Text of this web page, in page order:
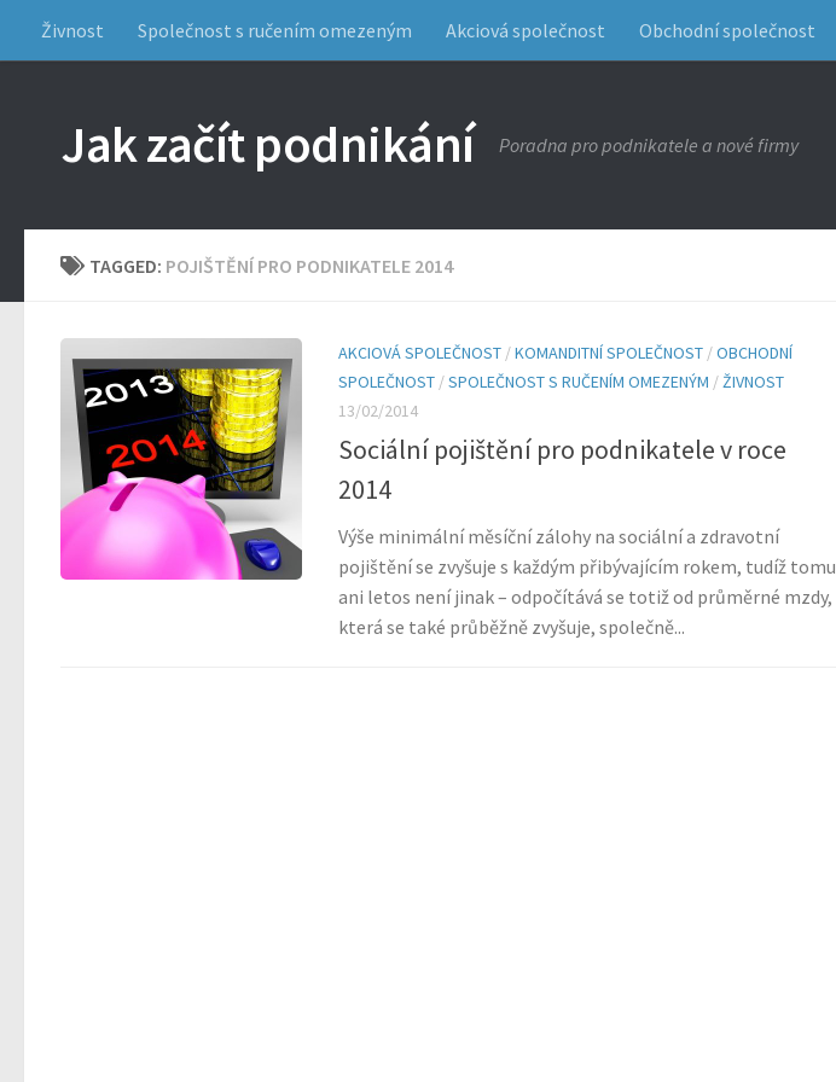
Živnost Společnost s ručením omezeným Akciová společnost Obchodní společnost
Jak začít podnikání Poradna pro podnikatele a nové firmy
TAGGED: POJIŠTĚNÍ PRO PODNIKATELE 2014
AKCIOVÁ SPOLEČNOST /KOMANDITNÍ SPOLEČNOST /OBCHODNÍ
SPOLEČNOST /SPOLEČNOST S RUČENÍM OMEZENÝM /ŽIVNOST
13/02/2014
Sociální pojištění pro podnikatele v roce
2014
Výše minimální měsíční zálohy na sociální a zdravotní
pojištění se zvyšuje s každým přibývajícím rokem, tudíž tomu
ani letos není jinak – odpočítává se totiž od průměrné mzdy,
která se také průběžně zvyšuje, společně...